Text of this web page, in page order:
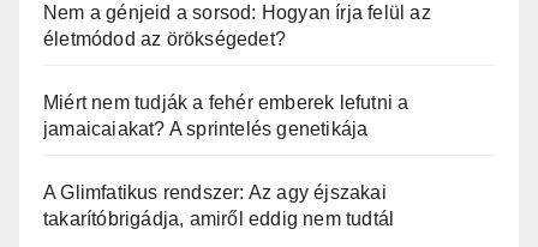
Nem a génjeid a sorsod: Hogyan írja felül az
életmódod az örökségedet?
Miért nem tudják a fehér emberek lefutni a
jamaicaiakat? A sprintelés genetikája
A Glimfatikus rendszer: Az agy éjszakai
takarítóbrigádja, amiről eddig nem tudtál